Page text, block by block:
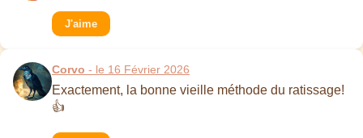
J'aime
Corvo - le 16 Février 2026
Exactement, la bonne vieille méthode du ratissage!
👍